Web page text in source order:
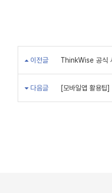
이전글 ThinkWise 공식
다음글 [모바일앱 활용팁